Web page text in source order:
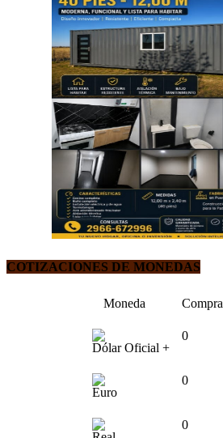
COTIZACIONES DE MONEDAS
Moneda Compra
Dólar Oficial +
0
Euro
0
0